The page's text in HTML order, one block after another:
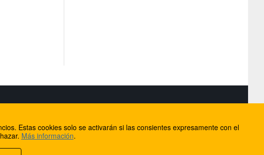
Rural Mallorca
de dominios
Estas cookies solo se activarán si las consientes expresamente con el
Más información.